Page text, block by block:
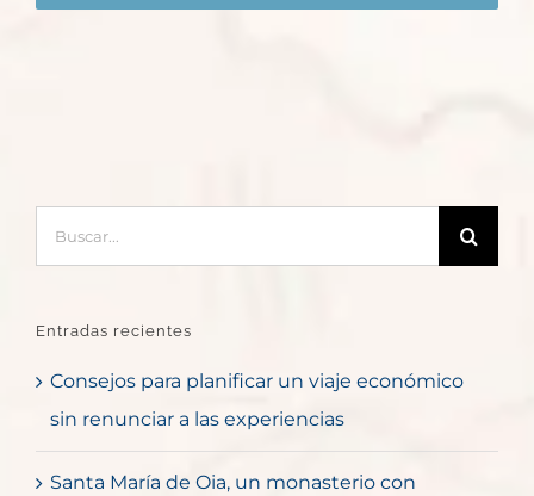
Entradas recientes
Consejos para planificar un viaje económico
sin renunciar a las experiencias
Santa María de Oia, un monasterio con